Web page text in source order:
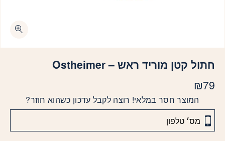
חתול קטן מוריד ראש – Ostheimer
₪79
המוצר חסר במלאי! רוצה לקבל עדכון כשהוא חוזר?